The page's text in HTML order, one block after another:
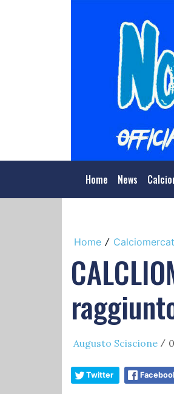
Home News
Home /
Augusto Sciscione /
Twitter